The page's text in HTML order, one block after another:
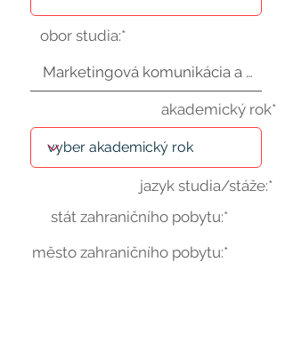
obor studia:*
akademický rok*
jazyk studia/stáže:*
stát zahraničního pobytu:*
město zahraničního pobytu:*